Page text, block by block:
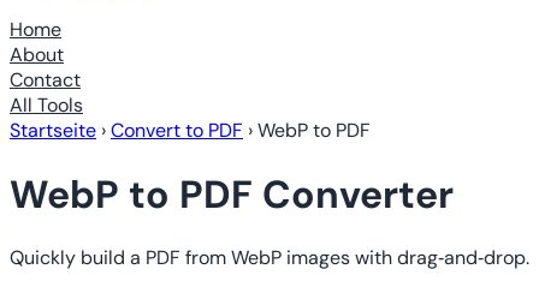
Home
About
Contact
All Tools
Startseite ›Convert to PDF ›WebP to PDF
WebP to PDF Converter
Quickly build a PDF from WebP images with drag‑and‑drop.